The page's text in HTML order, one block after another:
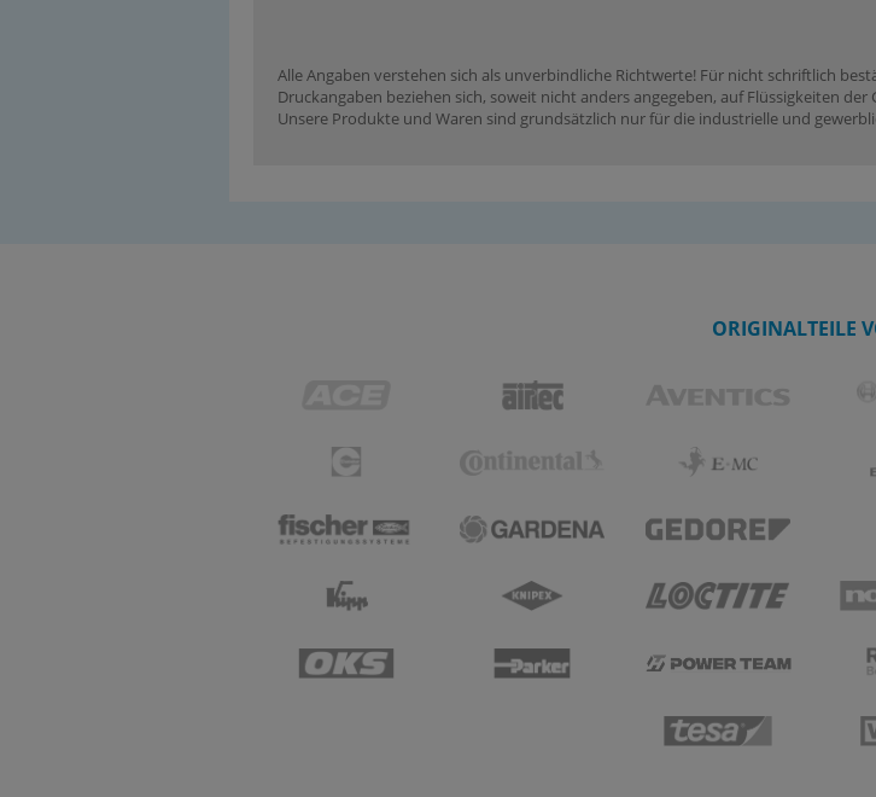
Alle Angaben verstehen sich als unverbindliche Richtwerte! Für nicht schriftlich
Druckangaben beziehen sich, soweit nicht anders angegeben, auf Flüssigkeiten der
Unsere Produkte und Waren sind grundsätzlich nur für die industrielle und
ORIGINALTEILE